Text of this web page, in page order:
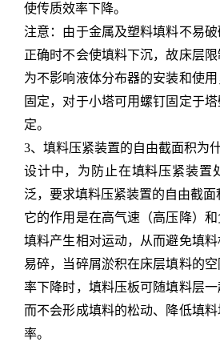
使传质效率下降。
注意：由于金属及塑料填料不易
正确时不会使填料下沉，故床层限
为不影响液体分布器的安装和使
固定，对于小塔可用螺钉固定于
定。
3、填料压紧装置的自由截面积为
设计中，为防止在填料压紧装置
泛，要求填料压紧装置的自由截面
它的作用是在高气速（高压降）
填料产生相对运动，从而避免填
易碎，当碎屑淤积在床层填料的
率下降时，填料压板可随填料层
而不会形成填料的松动、降低填
率。